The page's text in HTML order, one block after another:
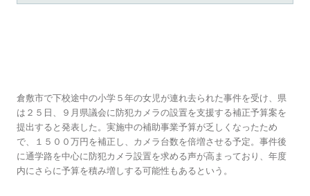
倉敷市で下校途中の小学５年の女児が連れ去られた事件を受け、県
は２５日、９月県議会に防犯カメラの設置を支援する補正予算案を
提出すると発表した。実施中の補助事業予算が乏しくなったため
で、１５００万円を補正し、カメラ台数を倍増させる予定。事件後
に通学路を中心に防犯カメラ設置を求める声が高まっており、年度
内にさらに予算を積み増しする可能性もあるという。